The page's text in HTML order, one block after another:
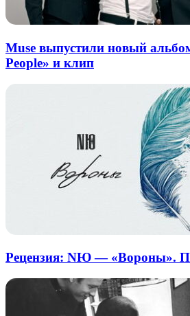
Muse выпустили новый
People» и клип
Рецензия: NЮ — «Вороны».